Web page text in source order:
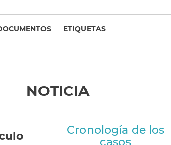
ETIQUETAS
NOTICIA
Cronología de los
casos